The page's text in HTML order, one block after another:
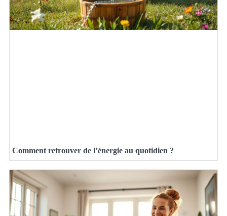
Comment retrouver de l’énergie au quotidien ?